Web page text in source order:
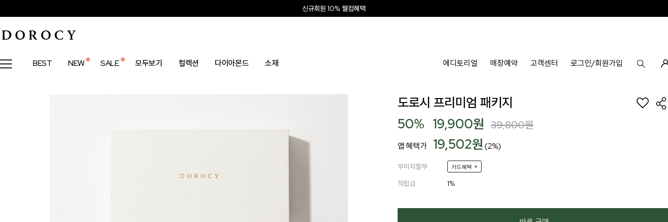
신상 최대 15% 할인
BEST NEW SALE 모두보기 컬렉션 다이아몬드 소재 에디토리얼 매장예약 고객센터 로그인/회원가입
도로시 프리미엄 패키지
50% 19,900원 39,800원
앱 혜택가 19,502원(2%)
무이자할부 카드혜택 +
적립금 1%